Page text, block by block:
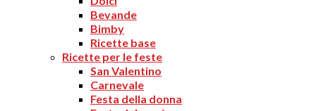
Bevande
Bimby
Ricette base
Ricette per le feste
San Valentino
Carnevale
Festa della donna